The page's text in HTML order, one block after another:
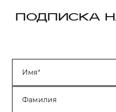
ПОДПИСКА
Имя
Фамилия